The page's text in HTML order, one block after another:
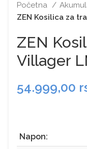
Početna
ZEN Kosilica za
ZEN
Villager
54.999,00
Napon: